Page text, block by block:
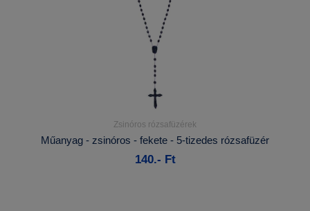
Kosárba
Zsinóros rózsafüzérek
Műanyag - zsinóros - fekete - 5-tizedes rózsafüzér
140.- Ft